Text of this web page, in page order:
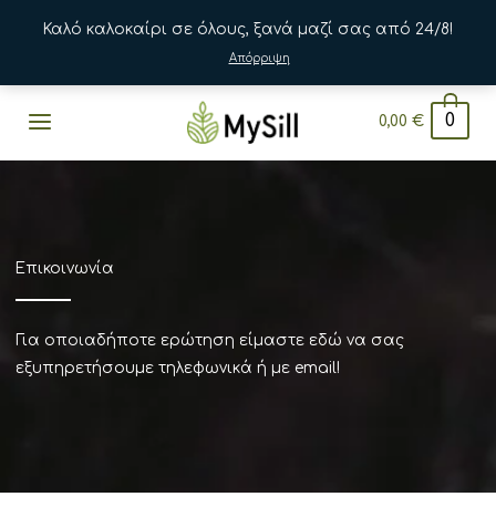
Καλό καλοκαίρι σε όλους, ξανά μαζί σας από 24/8!
Απόρριψη
στο
0,00€ 0
Επικοινωνία
Για οποιαδήποτε ερώτηση είμαστε εδώ να σας
εξυπηρετήσουμε τηλεφωνικά ή με email!